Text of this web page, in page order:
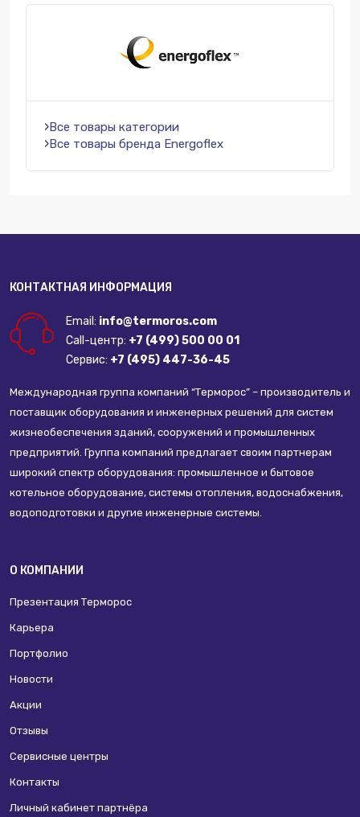
Все товары категории
Все товары бренда Energoflex
КОНТАКТНАЯ ИНФОРМАЦИЯ
Email: info@termoros.com
Call-центр: +7 (499) 500 00 01
Сервис: +7 (495) 447-36-45
Международная группа компаний “Терморос” – производитель и
поставщик оборудования и инженерных решений для систем
жизнеобеспечения зданий, сооружений и промышленных
предприятий. Группа компаний предлагает своим партнерам
широкий спектр оборудования: промышленное и бытовое
котельное оборудование, системы отопления, водоснабжения,
водоподготовки и другие инженерные системы.
О КОМПАНИИ
Презентация Терморос
Карьера
Портфолио
Новости
Акции
Отзывы
Сервисные центры
Контакты
Личный кабинет партнёра